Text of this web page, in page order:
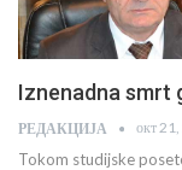
Iznenadna smrt
РЕДАКЦИЈА окт
Tokom studijske